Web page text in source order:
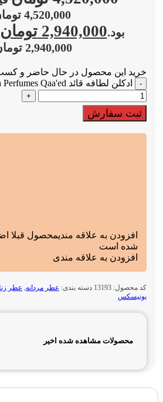
4,520,000
بود.2,940,000 تومان
2,940,000 تومان.
خرید این محصول در حال حاضر و
ادکلن لطافه قائد Lattafa Perfumes Qaa'ed عدد
ثبت سفارش
افزودن به علاقه مندیمحصول قبلا
شده است
افزودن به علاقه مندی
کد محصول: 13193 دسته بندی: عطر مردانه, عطر
یونیسکس
محصولات مشاهده شده اخیر